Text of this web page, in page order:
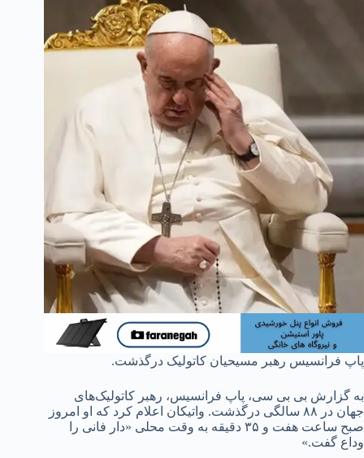
پاپ فرانسیس رهبر مسیحیان کاتولیک درگذشت.
به گزارش بی بی سی، پاپ فرانسیس، رهبر کاتولیک‌های
جهان در ۸۸ سالگی درگذشت. واتیکان اعلام کرد که او امروز
صبح ساعت هفت و ۳۵ دقیقه به وقت محلی «دار فانی را
وداع گفت.»